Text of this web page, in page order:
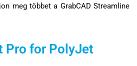
meg többet a GrabCAD Streamline
Pro for PolyJet